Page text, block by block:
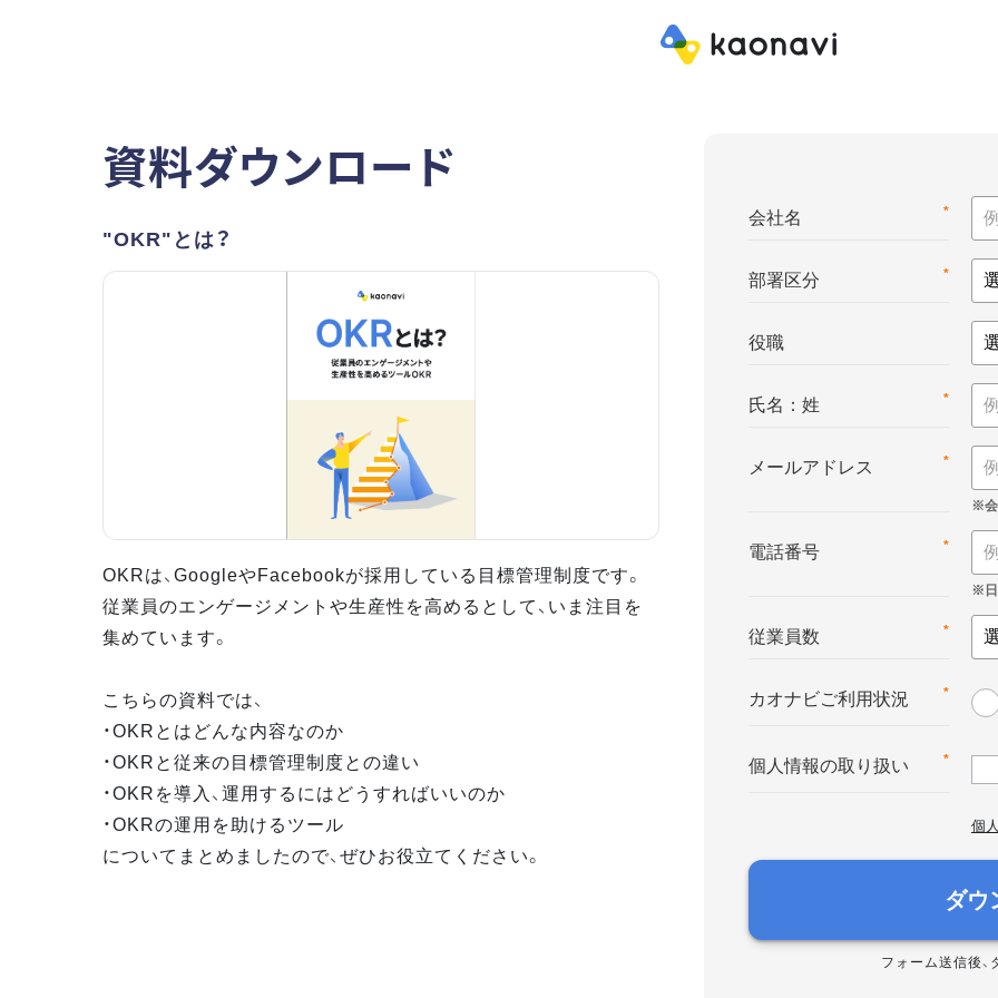
資料ダウンロード
"OKR"とは？
OKRは、GoogleやFacebookが採用している目標管理制度です。
従業員のエンゲージメントや生産性を高めるとして、いま注目を
集めています。
こちらの資料では、
・OKRとはどんな内容なのか
・OKRと従来の目標管理制度との違い
・OKRを導入、運用するにはどうすればいいのか
・OKRの運用を助けるツール
についてまとめましたので、ぜひお役立てください。
*
会社名
*
部署区分
役職
*
氏名：姓
*
メールアドレス
*
電話番号
*
従業員数
*
カオナビご利用状況
*
個人情報の取り扱い
個
ダウ
フォーム送信後